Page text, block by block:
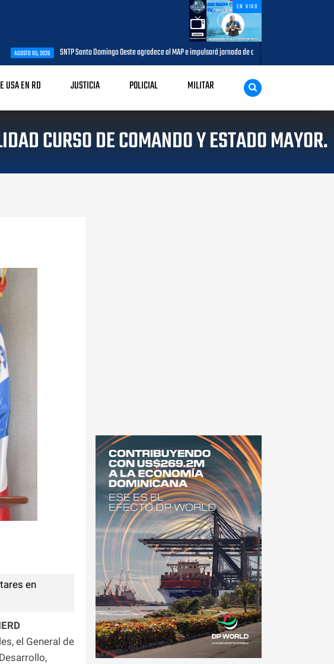
EN VIVO
2026 SNTP Santo Domingo Oeste agradece al MAP e impulsará jornada de capacitación para comunicadores del
USA EN RD JUSTICIA POLICIAL MILITAR
CURSO DE COMANDO Y ESTADO MAYOR.
en
el General de